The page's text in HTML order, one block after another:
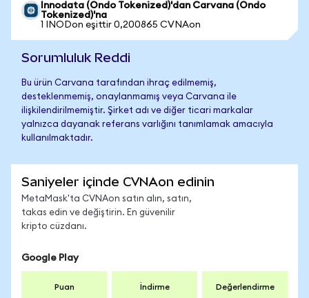
Innodata (Ondo Tokenized)'dan Carvana (Ondo
Tokenized)'na
1 INODon eşittir 0,200865 CVNAon
Sorumluluk Reddi
Bu ürün Carvana tarafından ihraç edilmemiş,
desteklenmemiş, onaylanmamış veya Carvana ile
ilişkilendirilmemiştir. Şirket adı ve diğer ticari markalar
yalnızca dayanak referans varlığını tanımlamak amacıyla
kullanılmaktadır.
Saniyeler içinde CVNAon edinin
MetaMask'ta CVNAon satın alın, satın,
takas edin ve değiştirin. En güvenilir
kripto cüzdanı.
Google Play
Puan İndirme Değerlendirme